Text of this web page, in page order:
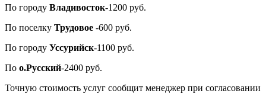
По городу Владивосток-1200 руб.
По поселку Трудовое -600 руб.
По городу Уссурийск-1100 руб.
По о.Русский-2400 руб.
Точную стоимость услуг сообщит менеджер при согласовании